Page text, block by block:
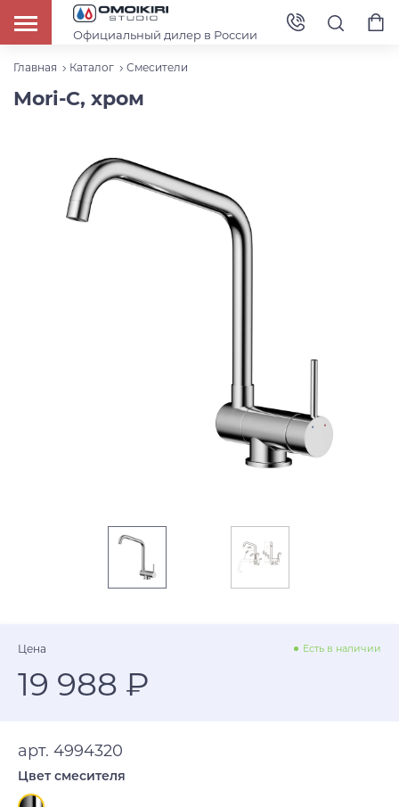
Официальный дилер в России
Главная Каталог Смесители
Mori-C, хром
Цена Есть в наличии
19 988 ₽
арт. 4994320
Цвет смесителя